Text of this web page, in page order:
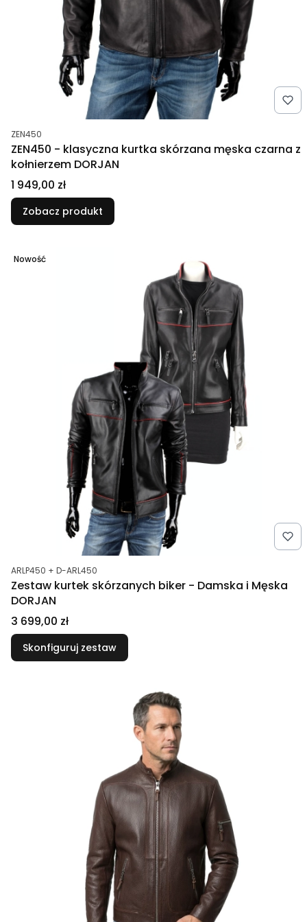
Kod produktu
ZEN450
ZEN450 - klasyczna kurtka skórzana męska czarna z
kołnierzem DORJAN
Cena
1 949,00 zł
Zobacz produkt
Nowość
Kod produktu
ARLP450 + D-ARL450
Zestaw kurtek skórzanych biker - Damska i Męska
DORJAN
Cena
3 699,00 zł
Skonfiguruj zestaw